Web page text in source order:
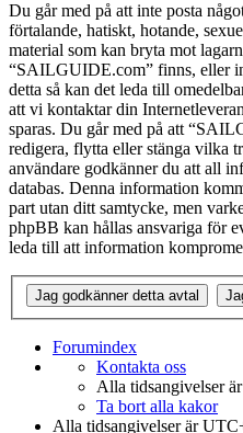
Du går med på att inte posta
förtalande, hatiskt, hotande,
material som kan bryta mot
“SAILGUIDE.com” finns, eller
detta så kan det leda till
att vi kontaktar din
sparas. Du går med på att
redigera, flytta eller stänga vilka
användare godkänner du att all
databas. Denna information
part utan ditt samtycke, men
phpBB kan hållas ansvariga för
leda till att information
Forumindex
Kontakta oss
Alla tidsangivelser
Ta bort alla kakor
Alla tidsangivelser är